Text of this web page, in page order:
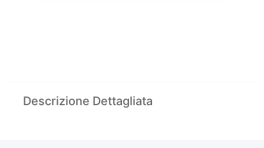
Descrizione Dettagliata